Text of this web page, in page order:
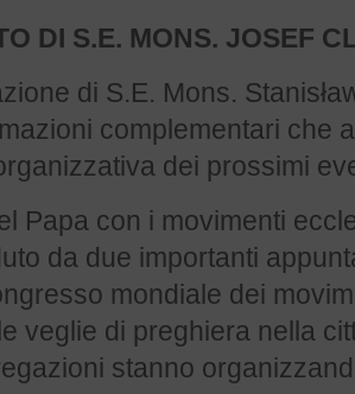
DI S.E. MONS. JOSEF
di S.E. Mons.
complementari che
dei prossimi
Papa con i movimenti
da due importanti
mondiale dei
veglie di preghiera nella
stanno